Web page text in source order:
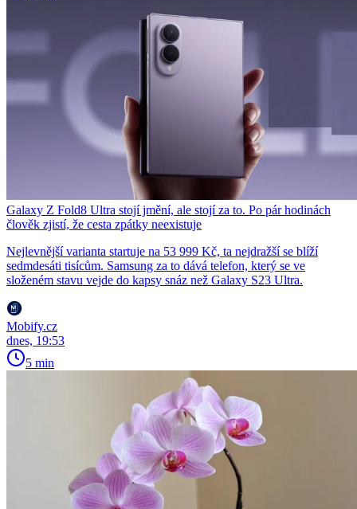
Galaxy Z Fold8 Ultra stojí jmění, ale stojí za to. Po pár hodinách
člověk zjistí, že cesta zpátky neexistuje
Nejlevnější varianta startuje na 53 999 Kč, ta nejdražší se blíží
sedmdesáti tisícům. Samsung za to dává telefon, který se ve
složeném stavu vejde do kapsy snáz než Galaxy S23 Ultra.
Mobify.cz
dnes, 19:53
5 min